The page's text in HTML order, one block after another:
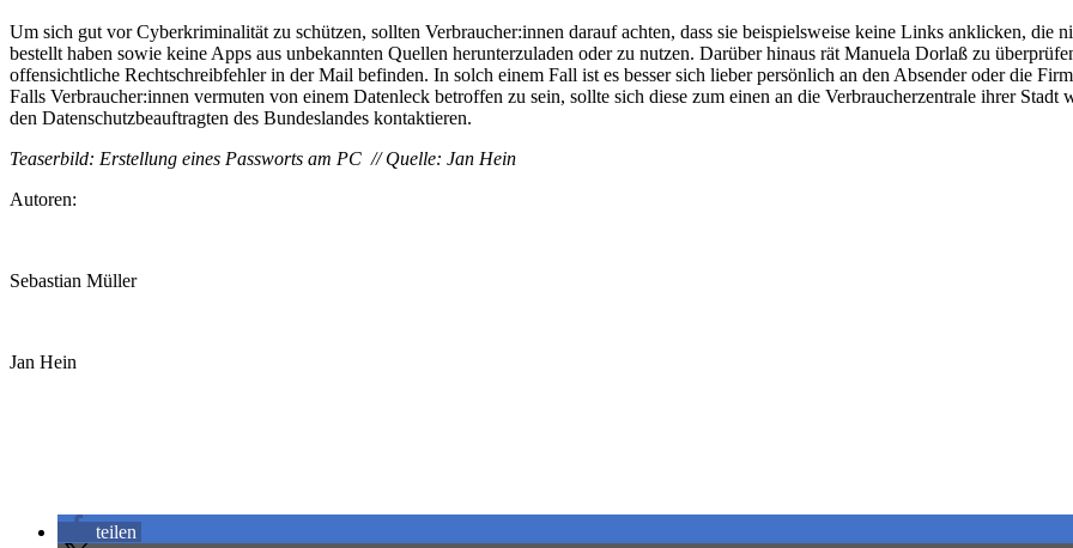
Um sich gut vor Cyberkriminalität zu schützen, sollten Verbraucher:innen darauf achten, dass sie beispielsweise keine Links anklicken, die
bestellt haben sowie keine Apps aus unbekannten Quellen herunterzuladen oder zu nutzen. Darüber hinaus rät Manuela Dorlaß zu
offensichtliche Rechtschreibfehler in der Mail befinden. In solch einem Fall ist es besser sich lieber persönlich an den Absender oder die
Falls Verbraucher:innen vermuten von einem Datenleck betroffen zu sein, sollte sich diese zum einen an die Verbraucherzentrale ihrer
den Datenschutzbeauftragten des Bundeslandes kontaktieren.
Teaserbild: Erstellung eines Passworts am PC // Quelle: Jan Hein
Autoren:
Sebastian Müller
Jan Hein
teilen